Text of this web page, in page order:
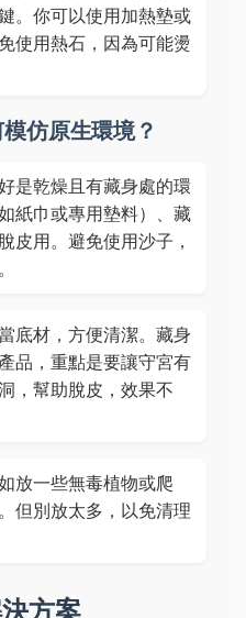
。你可以使用加熱墊或
使用熱石，因為可能燙
仿原生環境？
是乾燥且有藏身處的環
紙巾或專用墊料）、藏
皮用。避免使用沙子，
底材，方便清潔。藏身
品，重點是要讓守宮有
，幫助脫皮，效果不
放一些無毒植物或爬
但別放太多，以免清理
方案